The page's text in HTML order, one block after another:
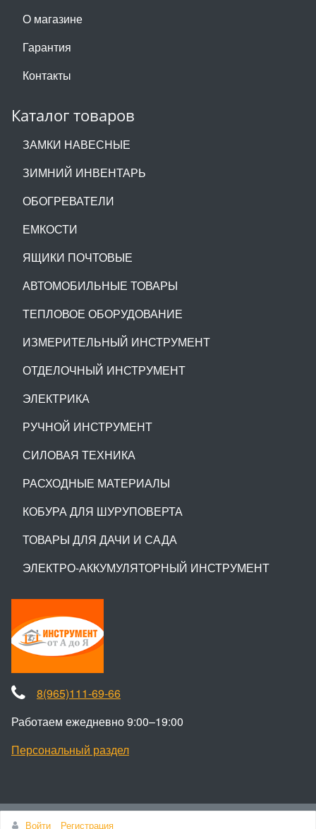
О магазине
Гарантия
Контакты
Каталог товаров
ЗАМКИ НАВЕСНЫЕ
ЗИМНИЙ ИНВЕНТАРЬ
ОБОГРЕВАТЕЛИ
ЕМКОСТИ
ЯЩИКИ ПОЧТОВЫЕ
АВТОМОБИЛЬНЫЕ ТОВАРЫ
ТЕПЛОВОЕ ОБОРУДОВАНИЕ
ИЗМЕРИТЕЛЬНЫЙ ИНСТРУМЕНТ
ОТДЕЛОЧНЫЙ ИНСТРУМЕНТ
ЭЛЕКТРИКА
РУЧНОЙ ИНСТРУМЕНТ
СИЛОВАЯ ТЕХНИКА
РАСХОДНЫЕ МАТЕРИАЛЫ
КОБУРА ДЛЯ ШУРУПОВЕРТА
ТОВАРЫ ДЛЯ ДАЧИ И САДА
ЭЛЕКТРО-АККУМУЛЯТОРНЫЙ ИНСТРУМЕНТ
8(965)111-69-66
Работаем ежедневно 9:00–19:00
Персональный раздел
Войти Регистрация